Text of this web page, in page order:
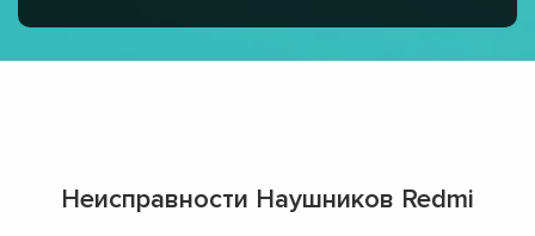
Неисправности Наушников Redmi